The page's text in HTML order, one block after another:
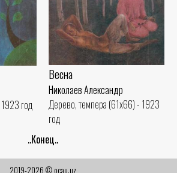
Весна
Николаев Александр
Дерево, темпера (61x66) - 1923
год
год
..Конец..
2019-2026 © ocau.uz